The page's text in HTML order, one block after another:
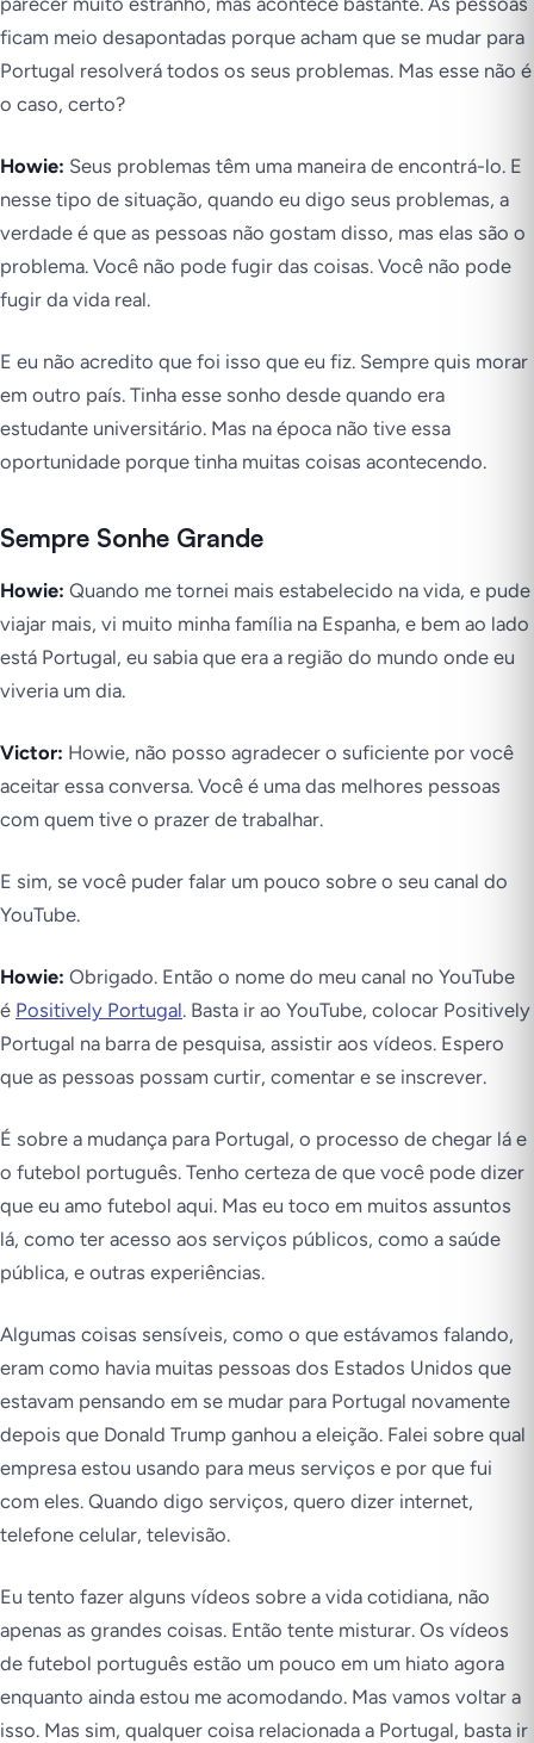
ficam meio desapontadas porque acham que se mudar para
Portugal resolverá todos os seus problemas. Mas esse não é
o caso, certo?
Howie: Seus problemas têm uma maneira de encontrá-lo. E
nesse tipo de situação, quando eu digo seus problemas, a
verdade é que as pessoas não gostam disso, mas elas são o
problema. Você não pode fugir das coisas. Você não pode
fugir da vida real.
E eu não acredito que foi isso que eu fiz. Sempre quis morar
em outro país. Tinha esse sonho desde quando era
estudante universitário. Mas na época não tive essa
oportunidade porque tinha muitas coisas acontecendo.
Sempre Sonhe Grande
Howie: Quando me tornei mais estabelecido na vida, e pude
viajar mais, vi muito minha família na Espanha, e bem ao lado
está Portugal, eu sabia que era a região do mundo onde eu
viveria um dia.
Victor: Howie, não posso agradecer o suficiente por você
aceitar essa conversa. Você é uma das melhores pessoas
com quem tive o prazer de trabalhar.
E sim, se você puder falar um pouco sobre o seu canal do
YouTube.
Howie: Obrigado. Então o nome do meu canal no YouTube
é Positively Portugal. Basta ir ao YouTube, colocar Positively
Portugal na barra de pesquisa, assistir aos vídeos. Espero
que as pessoas possam curtir, comentar e se inscrever.
É sobre a mudança para Portugal, o processo de chegar lá e
o futebol português. Tenho certeza de que você pode dizer
que eu amo futebol aqui. Mas eu toco em muitos assuntos
lá, como ter acesso aos serviços públicos, como a saúde
pública, e outras experiências.
Algumas coisas sensíveis, como o que estávamos falando,
eram como havia muitas pessoas dos Estados Unidos que
estavam pensando em se mudar para Portugal novamente
depois que Donald Trump ganhou a eleição. Falei sobre qual
empresa estou usando para meus serviços e por que fui
com eles. Quando digo serviços, quero dizer internet,
telefone celular, televisão.
Eu tento fazer alguns vídeos sobre a vida cotidiana, não
apenas as grandes coisas. Então tente misturar. Os vídeos
de futebol português estão um pouco em um hiato agora
enquanto ainda estou me acomodando. Mas vamos voltar a
isso. Mas sim, qualquer coisa relacionada a Portugal, basta ir